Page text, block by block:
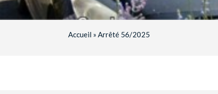
Accueil » Arrêté 56/2025